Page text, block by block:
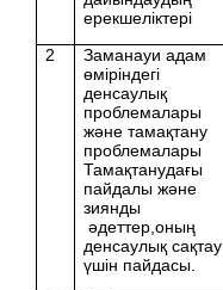
ерекшеліктері
2
Заманауи адам
өміріндегі
денсаулық
проблемалары
және тамақтану
проблемалары
Тамақтанудағы
пайдалы және
зиянды
әдеттер,оның
денсаулық сақтау
үшін пайдасы.